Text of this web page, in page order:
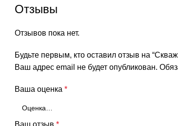
Отзывы
Отзывов пока нет.
Будьте первым, кто оставил отзыв на
Ваш адрес email не будет опубликован.
Ваша оценка *